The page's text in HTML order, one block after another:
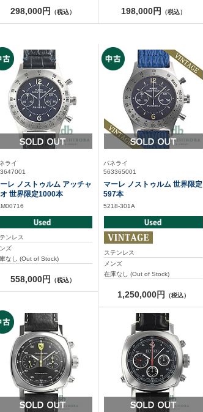
298,000円 （税込） 198,000円 （税込）
ライ
レ ノストゥルム アッチャ
世界限定1000本
ンレス
ズ
なし (Out of Stock)
558,000円 （税込）
パネライ
563365001
マーレ ノストゥルム 世界限定
597本
5218-301A
ステンレス
メンズ
在庫なし (Out of Stock)
1,250,000円 （税込）